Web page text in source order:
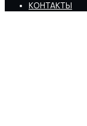
КОНТАКТЫ